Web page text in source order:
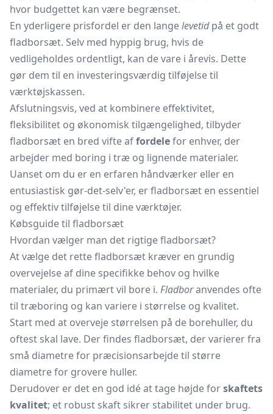
hvor budgettet kan være begrænset.
En yderligere prisfordel er den langelevetidpå et godt
fladborsæt. Selv med hyppig brug, hvis de
vedligeholdes ordentligt, kan de vare i årevis. Dette
gør dem til en investeringsværdig tilføjelse til
værktøjskassen.
Afslutningsvis, ved at kombinere effektivitet,
fleksibilitet og økonomisk tilgængelighed, tilbyder
fladborsæt en bred vifte affordelefor enhver, der
arbejder med boring i træ og lignende materialer.
Uanset om du er en erfaren håndværker eller en
entusiastisk gør-det-selv'er, er fladborsæt en essentiel
og effektiv tilføjelse til dine værktøjer.
Købsguide til fladborsæt
Hvordan vælger man det rigtige fladborsæt?
At vælge det rette fladborsæt kræver en grundig
overvejelse af dine specifikke behov og hvilke
materialer, du primært vil bore i. Fladboranvendes ofte
til træboring og kan variere i størrelse og kvalitet.
Start med at overveje størrelsen på de borehuller, du
oftest skal lave. Der findes fladborsæt, der varierer fra
små diametre for præcisionsarbejde til større
diametre for grovere huller.
Derudover er det en god idé at tage højde forskaftets
kvalitet; et robust skaft sikrer stabilitet under brug.